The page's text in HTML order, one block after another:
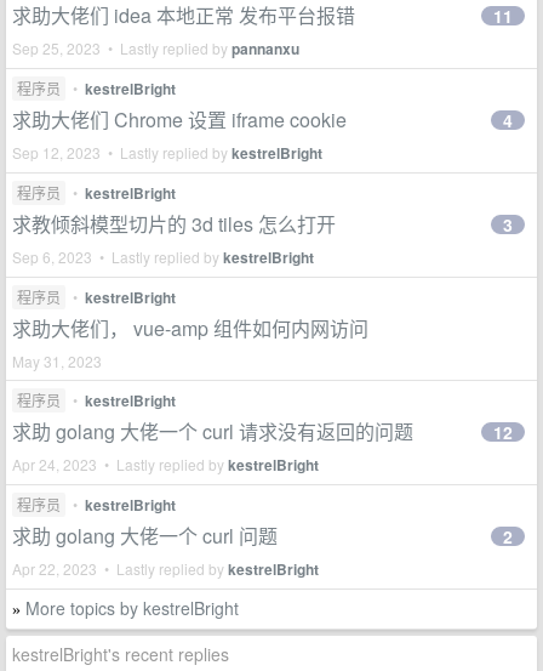
求助大佬们 idea 本地正常 发布平台报错
Sep 25, 2023 • Lastly replied bypannanxu
11
程序员 • kestrelBright
求助大佬们 Chrome 设置 iframe cookie
Sep 12, 2023 • Lastly replied bykestrelBright
4
程序员 • kestrelBright
求教倾斜模型切片的 3d tiles 怎么打开
Sep 6, 2023 • Lastly replied bykestrelBright
3
程序员 • kestrelBright
求助大佬们， vue-amp 组件如何内网访问
May 31, 2023
程序员
• kestrelBright
求助 golang 大佬一个 curl 请求没有返回的问题
Apr 24, 2023 • Lastly replied bykestrelBright
12
程序员 • kestrelBright
求助 golang 大佬一个 curl 问题
Apr 22, 2023 • Lastly replied bykestrelBright
2
» More topics by kestrelBright
kestrelBright's recent replies